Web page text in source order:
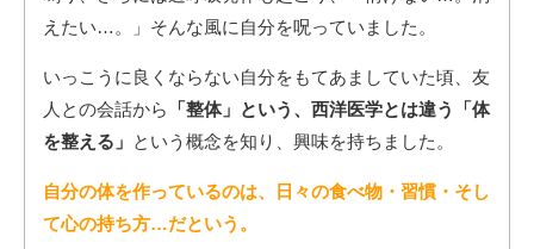
えたい…。」そんな風に自分を呪っていました。
いっこうに良くならない自分をもてあましていた頃、友
人との会話から
「整体」という、西洋医学とは違う「体
を整える」 という概念を知り、興味を持ちました。
自分の体を作っているのは、日々の食べ物・習慣・そし
て心の持ち方…だという。